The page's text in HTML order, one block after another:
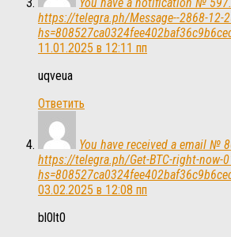
You have a notification №
https://telegra.ph/Message--2868-12-
11.01.2025 в 12:11 пп
uqveua
Ответить
You have received a email №
https://telegra.ph/Get-BTC-right-now-
03.02.2025 в 12:08 пп
bl0lt0